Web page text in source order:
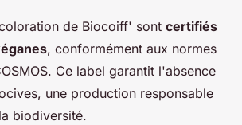
de Biocoiff' sont certifiés
, conformément aux normes
Ce label garantit l'absence
une production responsable
biodiversité.